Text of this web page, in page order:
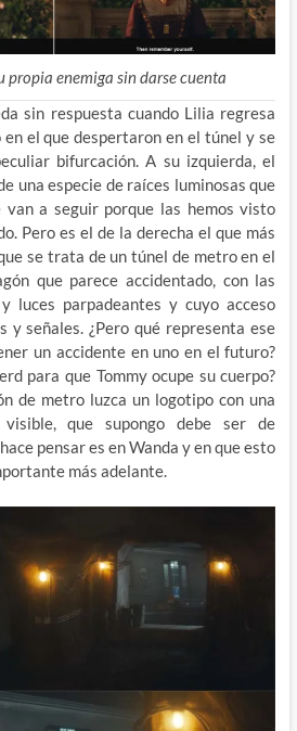
propia enemiga sin darse cuenta
sin respuesta cuando Lilia regresa
el que despertaron en el túnel y se
bifurcación. A su izquierda, el
una especie de raíces luminosas que
van a seguir porque las hemos visto
Pero es el de la derecha el que más
se trata de un túnel de metro en el
que parece accidentado, con las
luces parpadeantes y cuyo acceso
y señales. ¿Pero qué representa ese
un accidente en uno en el futuro?
para que Tommy ocupe su cuerpo?
de metro luzca un logotipo con una
visible, que supongo debe ser de
pensar es en Wanda y en que esto
más adelante.